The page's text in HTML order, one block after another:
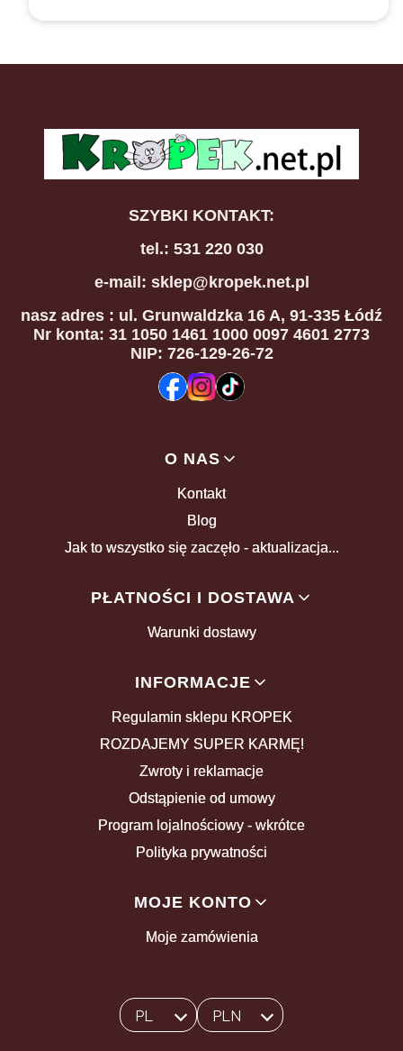
SZYBKI KONTAKT:
tel.: 531 220 030
e-mail: sklep@kropek.net.pl
nasz adres : ul. Grunwaldzka 16 A, 91-335 Łódź
Nr konta: 31 1050 1461 1000 0097 4601 2773
NIP: 726-129-26-72
O NAS
Kontakt
Blog
Jak to wszystko się zaczęło - aktualizacja...
PŁATNOŚCI I DOSTAWA
Warunki dostawy
INFORMACJE
Regulamin sklepu KROPEK
ROZDAJEMY SUPER KARMĘ!
Zwroty i reklamacje
Odstąpienie od umowy
Program lojalnościowy - wkrótce
Polityka prywatności
MOJE KONTO
Moje zamówienia
Wybrany język:
PL
polski Wybrana waluta:
PLN